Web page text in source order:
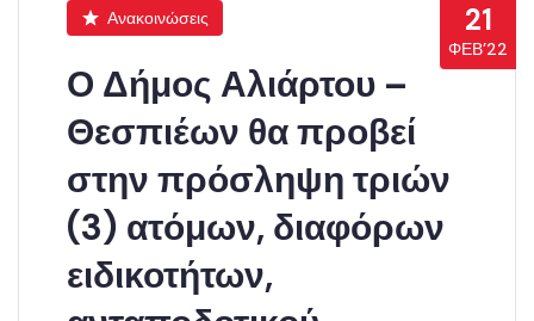
21
ΦΕΒ’22
Ανακοινώσεις
Ο Δήμος Αλιάρτου –
Θεσπιέων θα προβεί
στην πρόσληψη τριών
(3) ατόμων, διαφόρων
ειδικοτήτων,